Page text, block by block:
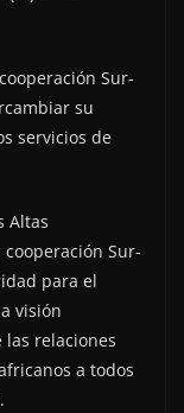
Sur-
su
servicios de
Altas
Sur-
para el
visión
relaciones
a todos